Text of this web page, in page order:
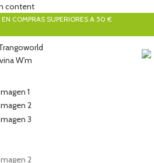
content
COMPRAS SUPERIORES A 50 €